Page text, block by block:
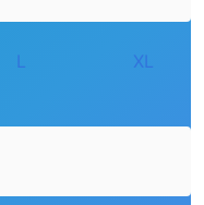
L XL